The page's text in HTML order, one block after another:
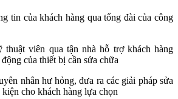
tin của khách hàng qua tổng đài của công
thuật viên qua tận nhà hỗ trợ khách hàng
của thiết bị cần sửa chữa
nhân hư hỏng, đưa ra các giải pháp sửa
cho khách hàng lựa chọn